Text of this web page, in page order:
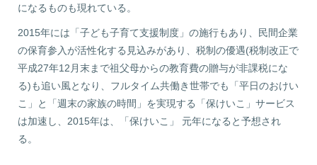
になるものも現れている。
2015年には「子ども子育て支援制度」の施行もあり、民間企業
の保育参入が活性化する見込みがあり、税制の優遇(税制改正で
平成27年12月末まで祖父母からの教育費の贈与が非課税にな
る)も追い風となり、フルタイム共働き世帯でも「平日のおけい
こ」と「週末の家族の時間」を実現する「保けいこ」サービス
は加速し、2015年は、「保けいこ」 元年になると予想され
る。